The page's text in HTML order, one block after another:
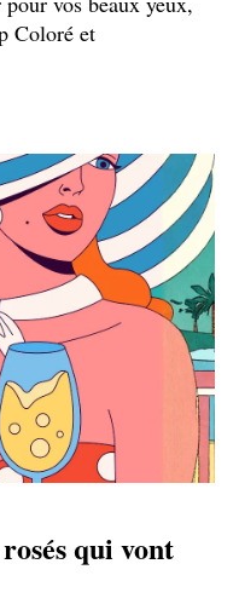
Coloré et
qui vont